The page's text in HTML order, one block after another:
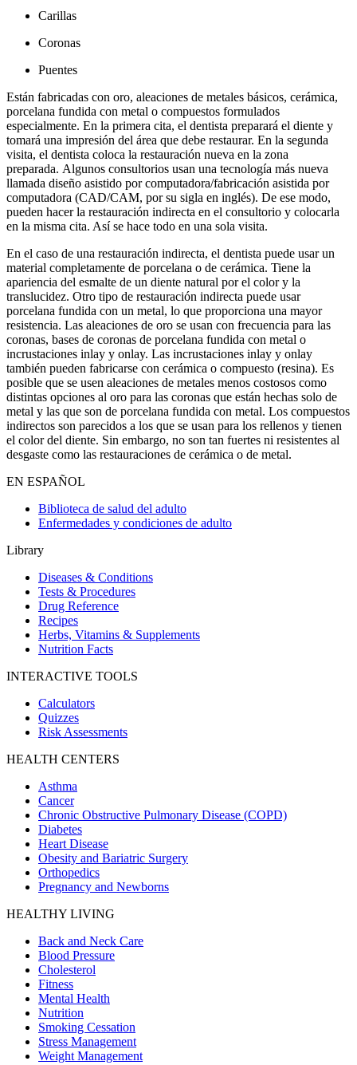
Carillas
Coronas
Puentes
Están fabricadas con oro, aleaciones de metales básicos, cerámica,
porcelana fundida con metal o compuestos formulados
especialmente. En la primera cita, el dentista preparará el diente y
tomará una impresión del área que debe restaurar. En la segunda
visita, el dentista coloca la restauración nueva en la zona
preparada. Algunos consultorios usan una tecnología más nueva
llamada diseño asistido por computadora/fabricación asistida por
computadora (CAD/CAM, por su sigla en inglés). De ese modo,
pueden hacer la restauración indirecta en el consultorio y colocarla
en la misma cita. Así se hace todo en una sola visita.
En el caso de una restauración indirecta, el dentista puede usar un
material completamente de porcelana o de cerámica. Tiene la
apariencia del esmalte de un diente natural por el color y la
translucidez. Otro tipo de restauración indirecta puede usar
porcelana fundida con un metal, lo que proporciona una mayor
resistencia. Las aleaciones de oro se usan con frecuencia para las
coronas, bases de coronas de porcelana fundida con metal o
incrustaciones inlay y onlay. Las incrustaciones inlay y onlay
también pueden fabricarse con cerámica o compuesto (resina). Es
posible que se usen aleaciones de metales menos costosos como
distintas opciones al oro para las coronas que están hechas solo de
metal y las que son de porcelana fundida con metal. Los compuestos
indirectos son parecidos a los que se usan para los rellenos y tienen
el color del diente. Sin embargo, no son tan fuertes ni resistentes al
desgaste como las restauraciones de cerámica o de metal.
EN ESPAÑOL
Biblioteca de salud del adulto
Enfermedades y condiciones de adulto
Library
Diseases & Conditions
Tests & Procedures
Drug Reference
Recipes
Herbs, Vitamins & Supplements
Nutrition Facts
INTERACTIVE TOOLS
Calculators
Quizzes
Risk Assessments
HEALTH CENTERS
Asthma
Cancer
Chronic Obstructive Pulmonary Disease (COPD)
Diabetes
Heart Disease
Obesity and Bariatric Surgery
Orthopedics
Pregnancy and Newborns
HEALTHY LIVING
Back and Neck Care
Blood Pressure
Cholesterol
Fitness
Mental Health
Nutrition
Smoking Cessation
Stress Management
Weight Management